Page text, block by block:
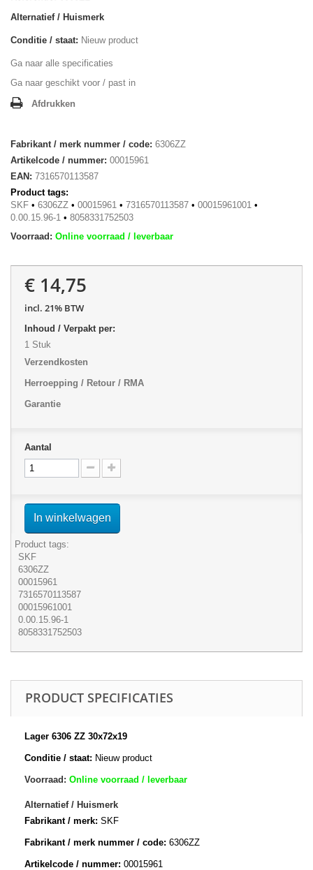
Alternatief / Huismerk
Conditie / staat: Nieuw product
Ga naar alle specificaties
Ga naar geschikt voor / past in
Afdrukken
Fabrikant / merk nummer / code: 6306ZZ
Artikelcode / nummer: 00015961
EAN: 7316570113587
Product tags:
SKF • 6306ZZ • 00015961 • 7316570113587 • 00015961001 •
0.00.15.96-1 • 8058331752503
Voorraad: Online voorraad / leverbaar
€ 14,75
incl. 21% BTW
Inhoud / Verpakt per:
1 Stuk
Verzendkosten
Herroepping / Retour / RMA
Garantie
Aantal
In winkelwagen
Product tags:
SKF
6306ZZ
00015961
7316570113587
00015961001
0.00.15.96-1
8058331752503
PRODUCT SPECIFICATIES
Lager 6306 ZZ 30x72x19
Conditie / staat: Nieuw product
Voorraad: Online voorraad / leverbaar
Alternatief / Huismerk
Fabrikant / merk: SKF
Fabrikant / merk nummer / code: 6306ZZ
Artikelcode / nummer: 00015961